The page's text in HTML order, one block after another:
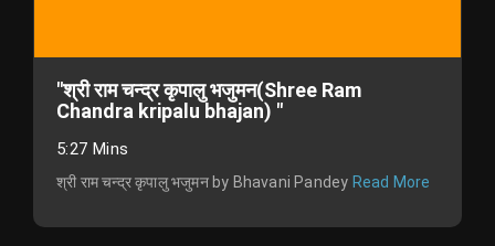
"श्री राम चन्द्र कृपालु भजुमन(Shree Ram
Chandra kripalu bhajan) "
5:27 Mins
श्री राम चन्द्र कृपालु भजुमन by Bhavani Pandey Read More